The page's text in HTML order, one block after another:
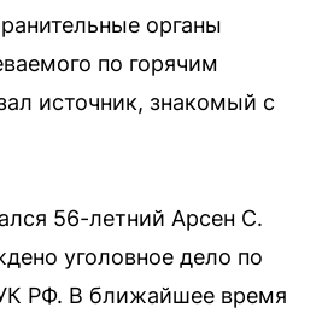
органы
по горячим
источник, знакомый с
56-летний Арсен С.
уголовное дело по
УК РФ. В ближайшее время